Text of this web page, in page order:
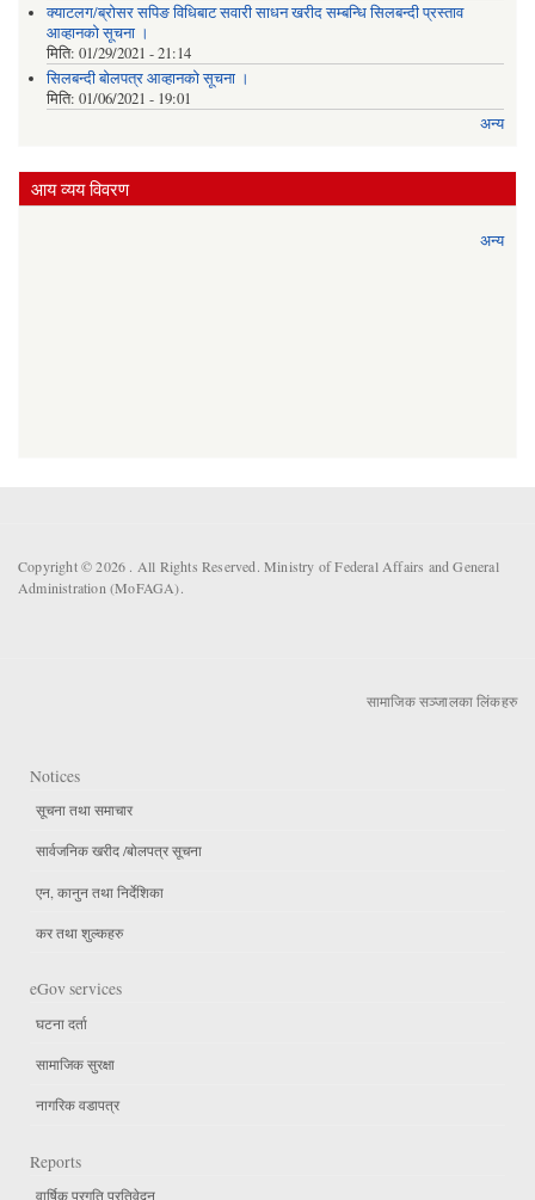
क्याटलग/ब्रोसर सपिङ विधिबाट सवारी साधन खरीद सम्बन्धि सिलबन्दी प्रस्ताव
आव्हानको सूचना ।
मिति: 01/29/2021 - 21:14
सिलबन्दी बोलपत्र आव्हानको सूचना ।
मिति: 01/06/2021 - 19:01
अन्य
आय व्यय विवरण
अन्य
Copyright © 2026 . All Rights Reserved. Ministry of Federal Affairs and General
Administration (MoFAGA).
सामाजिक सञ्जालका लिंकहरु
Notices
सूचना तथा समाचार
सार्वजनिक खरीद /बोलपत्र सूचना
एन, कानुन तथा निर्देशिका
कर तथा शुल्कहरु
eGov services
घटना दर्ता
सामाजिक सुरक्षा
नागरिक वडापत्र
Reports
वार्षिक प्रगति प्रतिवेदन